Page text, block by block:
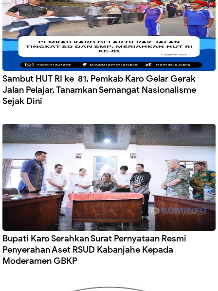
Sambut HUT RI ke-81, Pemkab Karo Gelar Gerak
Jalan Pelajar, Tanamkan Semangat Nasionalisme
Sejak Dini
Bupati Karo Serahkan Surat Pernyataan Resmi
Penyerahan Aset RSUD Kabanjahe Kepada
Moderamen GBKP